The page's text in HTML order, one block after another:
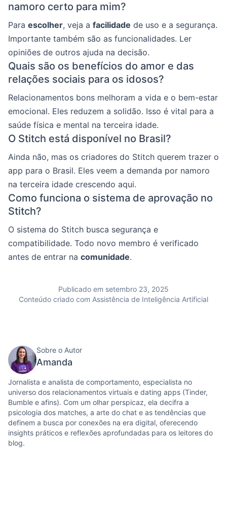
namoro certo para mim?
Para escolher, veja a facilidade de uso e a segurança.
Importante também são as funcionalidades. Ler
opiniões de outros ajuda na decisão.
Quais são os benefícios do amor e das
relações sociais para os idosos?
Relacionamentos bons melhoram a vida e o bem-estar
emocional. Eles reduzem a solidão. Isso é vital para a
saúde física e mental na terceira idade.
O Stitch está disponível no Brasil?
Ainda não, mas os criadores do Stitch querem trazer o
app para o Brasil. Eles veem a demanda por namoro
na terceira idade crescendo aqui.
Como funciona o sistema de aprovação no
Stitch?
O sistema do Stitch busca segurança e
compatibilidade. Todo novo membro é verificado
antes de entrar na comunidade.
Publicado em setembro 23, 2025
Conteúdo criado com Assistência de Inteligência Artificial
Sobre o Autor
Amanda
Jornalista e analista de comportamento, especialista no
universo dos relacionamentos virtuais e dating apps (Tinder,
Bumble e afins). Com um olhar perspicaz, ela decifra a
psicologia dos matches, a arte do chat e as tendências que
definem a busca por conexões na era digital, oferecendo
insights práticos e reflexões aprofundadas para os leitores do
blog.